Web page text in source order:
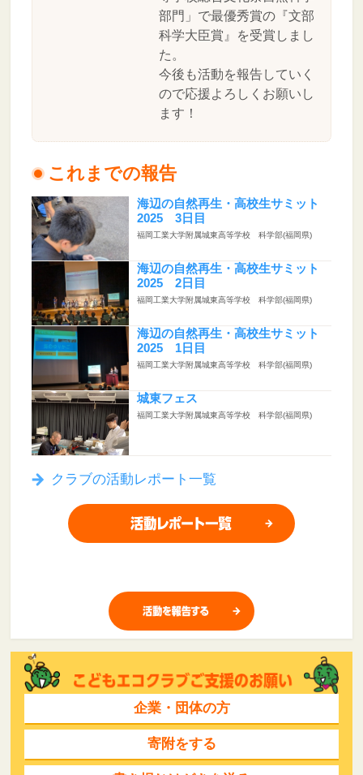
部門」で最優秀賞の『文部
科学大臣賞』を受賞しまし
た。
今後も活動を報告していく
ので応援よろしくお願いし
ます！
これまでの報告
海辺の自然再生・高校生サミット
2025 3日目
福岡工業大学附属城東高等学校 科学部(福岡県)
海辺の自然再生・高校生サミット
2025 2日目
福岡工業大学附属城東高等学校 科学部(福岡県)
海辺の自然再生・高校生サミット
2025 1日目
福岡工業大学附属城東高等学校 科学部(福岡県)
城東フェス
福岡工業大学附属城東高等学校 科学部(福岡県)
クラブの活動レポート一覧
企業・団体の方
寄附をする